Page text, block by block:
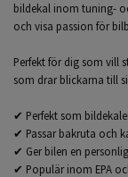
bildekal inom tuning-
och visa passion för
Perfekt för dig som vill
som drar blickarna till
✔ Perfekt som
✔ Passar bakruta och
✔ Ger bilen en
✔ Populär inom EPA